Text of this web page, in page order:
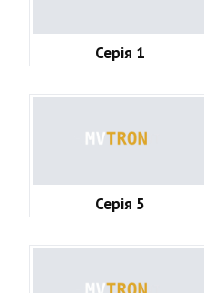
Серія 1
Серія 5